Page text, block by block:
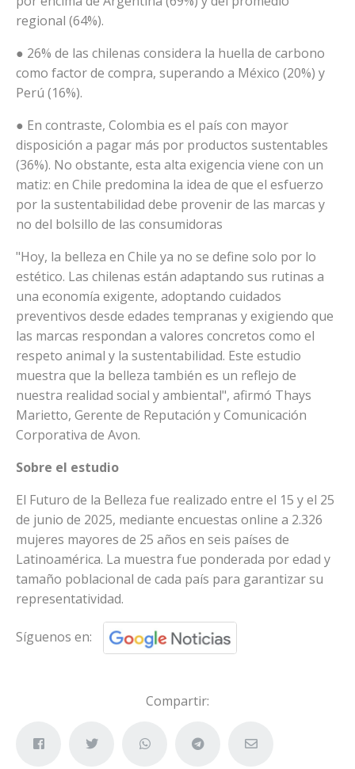
regional (64%).
● 26% de las chilenas considera la huella de carbono
como factor de compra, superando a México (20%) y
Perú (16%).
● En contraste, Colombia es el país con mayor
disposición a pagar más por productos sustentables
(36%). No obstante, esta alta exigencia viene con un
matiz: en Chile predomina la idea de que el esfuerzo
por la sustentabilidad debe provenir de las marcas y
no del bolsillo de las consumidoras
"Hoy, la belleza en Chile ya no se define solo por lo
estético. Las chilenas están adaptando sus rutinas a
una economía exigente, adoptando cuidados
preventivos desde edades tempranas y exigiendo que
las marcas respondan a valores concretos como el
respeto animal y la sustentabilidad. Este estudio
muestra que la belleza también es un reflejo de
nuestra realidad social y ambiental", afirmó Thays
Marietto, Gerente de Reputación y Comunicación
Corporativa de Avon.
Sobre el estudio
El Futuro de la Belleza fue realizado entre el 15 y el 25
de junio de 2025, mediante encuestas online a 2.326
mujeres mayores de 25 años en seis países de
Latinoamérica. La muestra fue ponderada por edad y
tamaño poblacional de cada país para garantizar su
representatividad.
Síguenos en:
Compartir: